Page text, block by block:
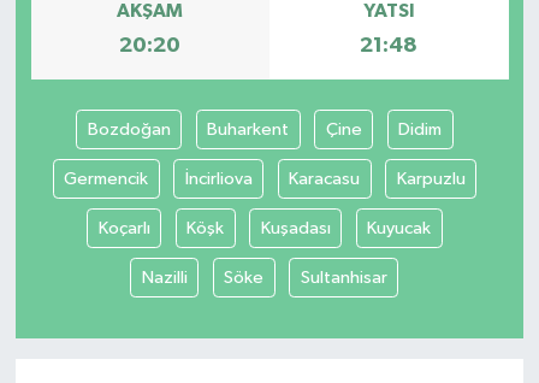
AKŞAM
20:20
YATSI
21:48
Bozdoğan Buharkent Çine Didim
Germencik İncirliova Karacasu Karpuzlu
Koçarlı Köşk Kuşadası Kuyucak
Nazilli Söke Sultanhisar